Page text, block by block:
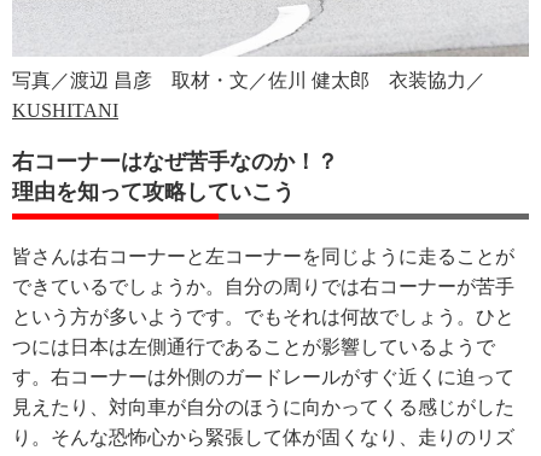
写真／渡辺 昌彦 取材・文／佐川 健太郎 衣装協力／
KUSHITANI
右コーナーはなぜ苦手なのか！？
理由を知って攻略していこう
皆さんは右コーナーと左コーナーを同じように走ることが
できているでしょうか。自分の周りでは右コーナーが苦手
という方が多いようです。でもそれは何故でしょう。ひと
つには日本は左側通行であることが影響しているようで
す。右コーナーは外側のガードレールがすぐ近くに迫って
見えたり、対向車が自分のほうに向かってくる感じがした
り。そんな恐怖心から緊張して体が固くなり、走りのリズ